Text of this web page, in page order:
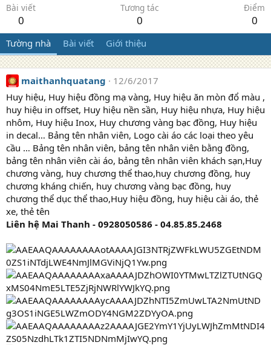
Bài viết
0
Tương tác
0
Điểm
0
Tường nhà Bài viết Giới thiệu
maithanhquatang
12/6/2017
Huy hiệu, Huy hiệu đồng mạ vàng, Huy hiệu ăn mòn đổ màu ,
huy hiệu in offset, Huy hiệu nền sần, Huy hiệu nhựa, Huy hiệu
nhôm, Huy hiệu Inox, Huy chương vàng bạc đồng, Huy hiệu
in decal… Bảng tên nhân viên, Logo cài áo các loại theo yêu
cầu … Bảng tên nhân viên, bảng tên nhân viên bằng đồng,
bảng tên nhân viên cài áo, bảng tên nhân viên khách sạn,Huy
chương vàng, huy chương thể thao,huy chương đồng, huy
chương kháng chiến, huy chương vàng bạc đồng, huy
chương thể dục thể thao,Huy hiệu đồng, huy hiệu cài áo, thẻ
xe, thẻ tên
Liên hệ Mai Thanh - 0928050586 - 04.85.85.2468